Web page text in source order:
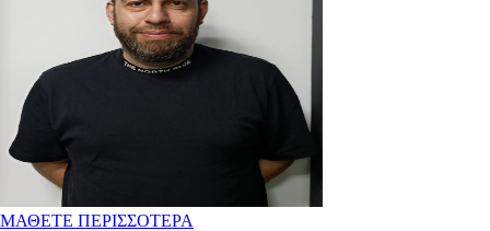
ΜΑΘΕΤΕ ΠΕΡΙΣΣΟΤΕΡΑ